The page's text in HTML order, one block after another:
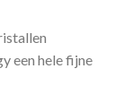
een hele fijne